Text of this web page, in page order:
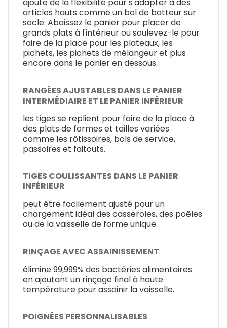
ajoute de la flexibilité pour s'adapter à des
articles hauts comme un bol de batteur sur
socle. Abaissez le panier pour placer de
grands plats à l'intérieur ou soulevez-le pour
faire de la place pour les plateaux, les
pichets, les pichets de mélangeur et plus
encore dans le panier en dessous.
RANGÉES AJUSTABLES DANS LE PANIER
INTERMÉDIAIRE ET LE PANIER INFÉRIEUR
les tiges se replient pour faire de la place à
des plats de formes et tailles variées
comme les rôtissoires, bols de service,
passoires et faitouts.
TIGES COULISSANTES DANS LE PANIER
INFÉRIEUR
peut être facilement ajusté pour un
chargement idéal des casseroles, des poêles
ou de la vaisselle de forme unique.
RINÇAGE AVEC ASSAINISSEMENT
élimine 99,999% des bactéries alimentaires
en ajoutant un rinçage final à haute
température pour assainir la vaisselle.
POIGNÉES PERSONNALISABLES